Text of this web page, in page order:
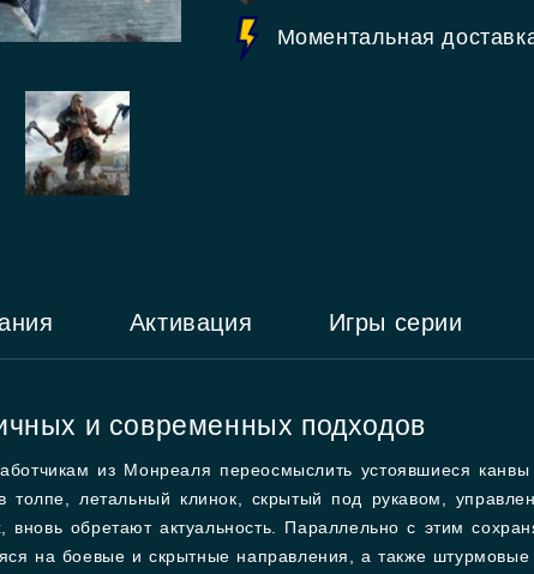
Моментальная
Активация Игры серии
и современных подходов
из Монреаля переосмыслить устоявшиеся
толпе, летальный клинок, скрытый под рукавом,
вновь обретают актуальность. Параллельно с этим
на боевые и скрытные направления, а также